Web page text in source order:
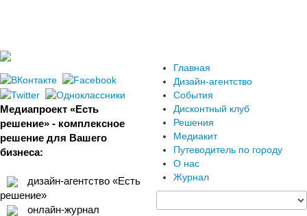
Медиапроект «Есть
решение» - комплексное
решение для Вашего
бизнеса:
дизайн-агентство «Есть
решение»
онлайн-журнал
Главная
Дизайн-агентство
События
Дисконтный клуб
Решения
Медиакит
Путеводитель по городу
О нас
Журнал